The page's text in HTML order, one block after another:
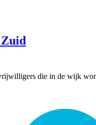
die in de wijk